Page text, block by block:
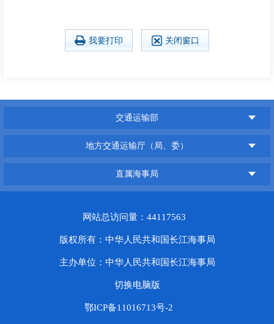
我要打印 关闭窗口
交通运输部
地方交通运输厅（局、委）
直属海事局
网站总访问量：44117563
版权所有：中华人民共和国长江海事局
主办单位：中华人民共和国长江海事局
切换电脑版
鄂ICP备11016713号-2